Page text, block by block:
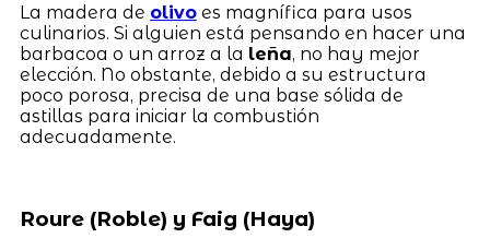
La madera de olivoes magnífica para usos
culinarios. Si alguien está pensando en hacer una
barbacoa o un arroz a la leña, no hay mejor
elección. No obstante, debido a su estructura
poco porosa, precisa de una base sólida de
astillas para iniciar la combustión
adecuadamente.
Roure (Roble) y Faig (Haya)